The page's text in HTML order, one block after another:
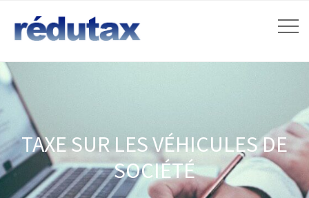
TAXE SUR LES VÉHICULES DE
SOCIÉTÉ